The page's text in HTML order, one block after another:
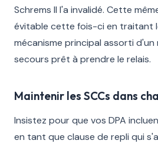
Schrems II l'a invalidé. Cette
évitable cette fois-ci en traitant
mécanisme principal assorti d'un
secours prêt à prendre le relais.
Maintenir les SCCs dans
Insistez pour que vos DPA
en tant que clause de repli qui